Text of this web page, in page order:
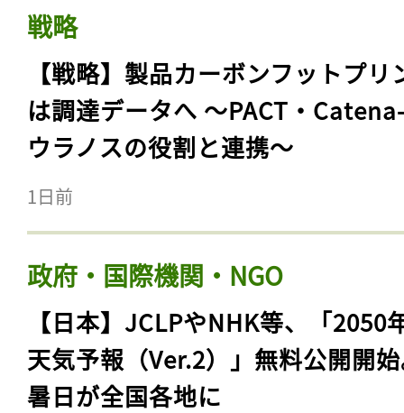
戦略
【戦略】製品カーボンフットプリ
は調達データへ 〜PACT・
ウラノスの役割と連携〜
1日前
政府・国際機関・NGO
【日本】JCLPやNHK等、「2050
天気予報（Ver.2）」無料公開開
暑日が全国各地に